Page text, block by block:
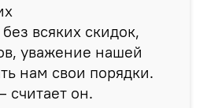
всяких скидок,
уважение нашей
нам свои порядки.
считает он.